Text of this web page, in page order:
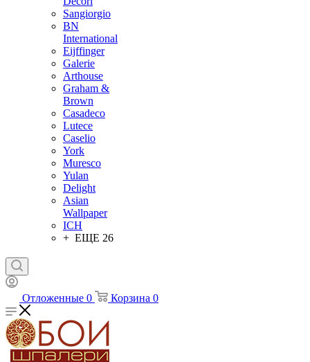
Sangiorgio
BN
International
Eijffinger
Galerie
Arthouse
Graham &
Brown
Casadeco
Lutece
Caselio
York
Muresco
Yulan
Delight
Asian
Wallpaper
ICH
+ ЕЩЕ 26
Отложенные 0 Корзина 0